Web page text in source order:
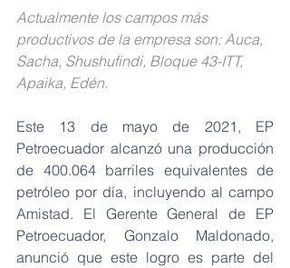
Actualmente los campos más
productivos de la empresa son: Auca,
Sacha, Shushufindi, Bloque 43-ITT,
Apaika, Edén.
Este 13 de mayo de 2021, EP
Petroecuador alcanzó una producción
de 400.064 barriles equivalentes de
petróleo por día, incluyendo al campo
Amistad. El Gerente General de EP
Petroecuador, Gonzalo Maldonado,
anunció que este logro es parte del